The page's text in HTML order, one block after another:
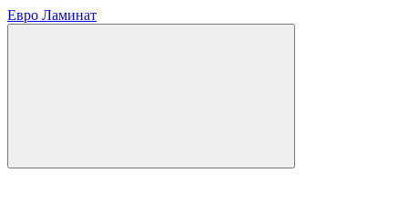
Евро Ламинат